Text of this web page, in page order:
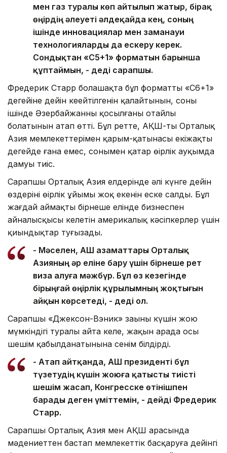
мен газ туралы көп айтылып жатыр, бірақ
өңірдің әлеуеті әлдеқайда кең, соның
ішінде инновациялар мен заманауи
технологияларды да ескеру керек.
Сондықтан «С5+1» форматын барынша
құптаймын, - деді сарапшы.
Фредерик Старр болашақта бұл форматтың «С6+1»
деңгейіне дейін кеңейтілгенін қалайтынын, соның
ішінде Әзербайжанның қосылғаны оңтайлы
болатынын атап өтті. Бұл ретте, АҚШ-тың Орталық
Азия мемлекеттерімен қарым-қатынасы екіжақты
деңгейде ғана емес, сонымен қатар өңірлік ауқымда
дамуы тиіс.
Сарапшы Орталық Азия елдерінде әлі күнге дейін
өздерінің өңірлік ұйымы жоқ екенін еске салды. Бұл
жағдай аймақтың бірнеше елінде бизнеспен
айналысқысы келетін америкалық кәсіпкерлер үшін
қиындықтар туғызады.
- Мәселен, АҚШ азаматтары Орталық
Азияның әр еліне бару үшін бірнеше рет
виза алуға мәжбүр. Бұл өз кезегінде
бірыңғай өңірлік құрылымның жоқтығын
айқын көрсетеді, - деді ол.
Сарапшы «Джексон-Вэник» заңының күшін жою
мүмкіндігі туралы айта келе, жақын арада осы
шешім қабылданатынына сенім білдірді.
- Атап айтқанда, АҚШ президенті бұл
түзетудің күшін жоюға қатысты тиісті
шешім жасап, Конгресске өтінішпен
барады деген үміттемін, - дейді Фредерик
Старр.
Сарапшы Орталық Азия мен АҚШ арасында
мәдениеттен бастап мемлекеттік басқаруға дейінгі